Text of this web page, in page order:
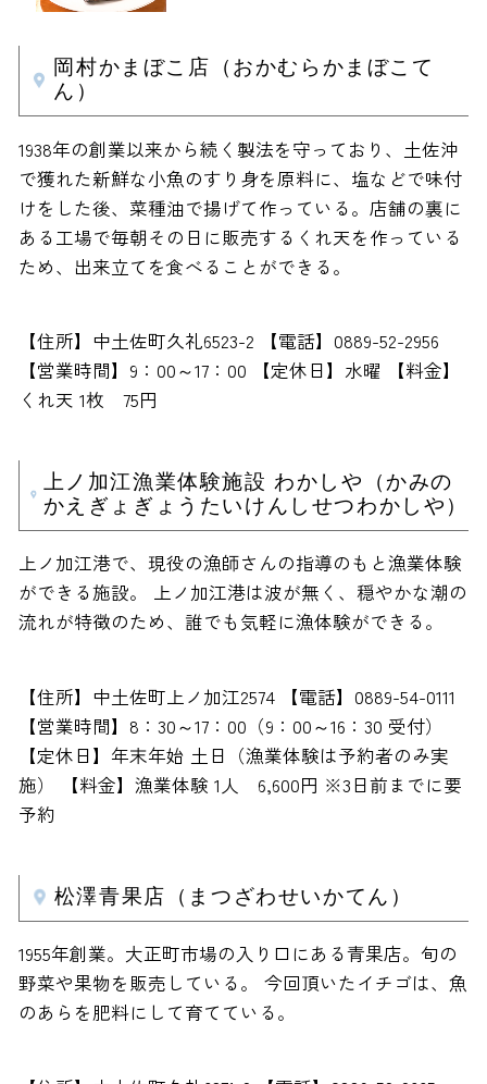
岡村かまぼこ店（おかむらかまぼこて
ん）
1938年の創業以来から続く製法を守っており、土佐沖
で獲れた新鮮な小魚のすり身を原料に、塩などで味付
けをした後、菜種油で揚げて作っている。店舗の裏に
ある工場で毎朝その日に販売するくれ天を作っている
ため、出来立てを食べることができる。
【住所】中土佐町久礼6523-2 【電話】0889-52-2956
【営業時間】9：00～17：00 【定休日】水曜 【料金】
くれ天 1枚 75円
上ノ加江漁業体験施設 わかしや（かみの
かえぎょぎょうたいけんしせつわかしや）
上ノ加江港で、現役の漁師さんの指導のもと漁業体験
ができる施設。 上ノ加江港は波が無く、穏やかな潮の
流れが特徴のため、誰でも気軽に漁体験ができる。
【住所】中土佐町上ノ加江2574 【電話】0889-54-0111
【営業時間】8：30～17：00（9：00～16：30 受付）
【定休日】年末年始 土日（漁業体験は予約者のみ実
施） 【料金】漁業体験 1人 6,600円 ※3日前までに要
予約
松澤青果店（まつざわせいかてん）
1955年創業。大正町市場の入り口にある青果店。旬の
野菜や果物を販売している。 今回頂いたイチゴは、魚
のあらを肥料にして育てている。